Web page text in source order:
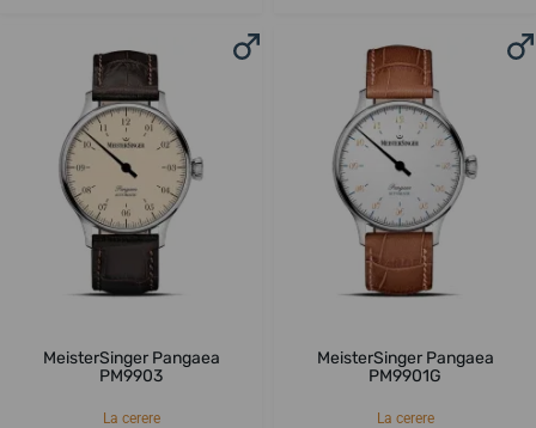
MeisterSinger Pangaea
PM9903
La cerere
MeisterSinger Pangaea
PM9901G
La cerere